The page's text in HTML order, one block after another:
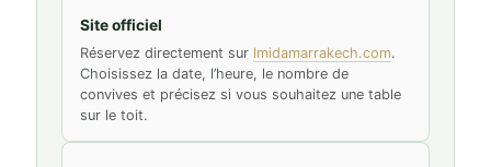
Site officiel
Réservez directement sur lmidamarrakech.com.
Choisissez la date, l’heure, le nombre de
convives et précisez si vous souhaitez une table
sur le toit.